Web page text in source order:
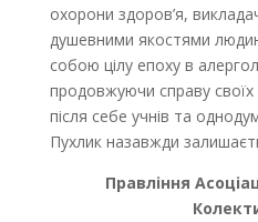
охорони здоров’я,
душевними якостями
собою цілу епоху в
продовжуючи справу своїх
після себе учнів та
Пухлик назавжди
Правління